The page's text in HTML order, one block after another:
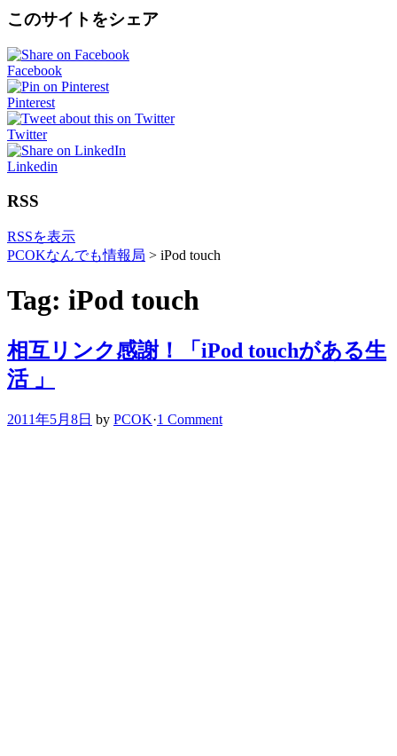
このサイトをシェア
Facebook
Pinterest
Twitter
Linkedin
RSS
RSSを表示
PCOKなんでも情報局 > iPod touch
Tag: iPod touch
相互リンク感謝！「iPod touchがある生
活 」
2011年5月8日 by PCOK·1 Comment